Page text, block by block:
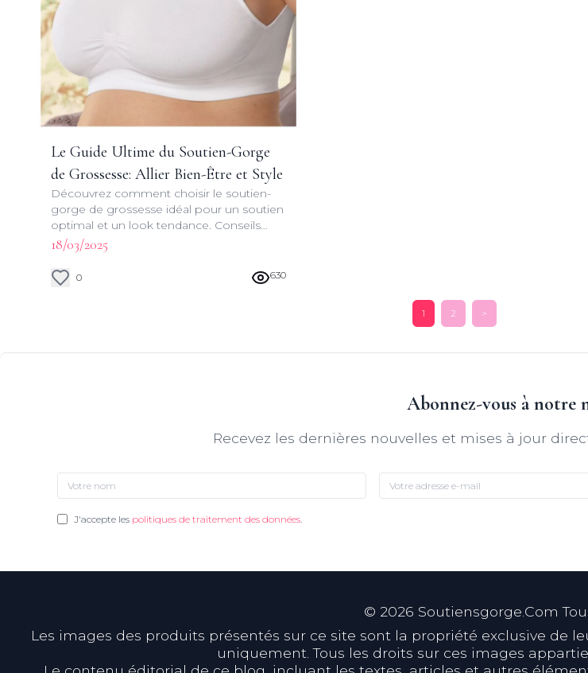
Le Guide Ultime du Soutien-Gorge
de Grossesse: Allier Bien-Être et Style
Découvrez comment choisir le soutien-
gorge de grossesse idéal pour un soutien
optimal et un look tendance. Conseils
d'experts et astuces pour futures
mamans.
18/03/2025
0 630
1 2 >
Abonnez-vous à notre
Recevez les dernières nouvelles et mises à jour
J'accepte les politiques de traitement des données
© 2026 Soutiensgorge.Com
Les images des produits présentés sur ce site sont la propriété exclusive de
uniquement. Tous les droits sur ces images